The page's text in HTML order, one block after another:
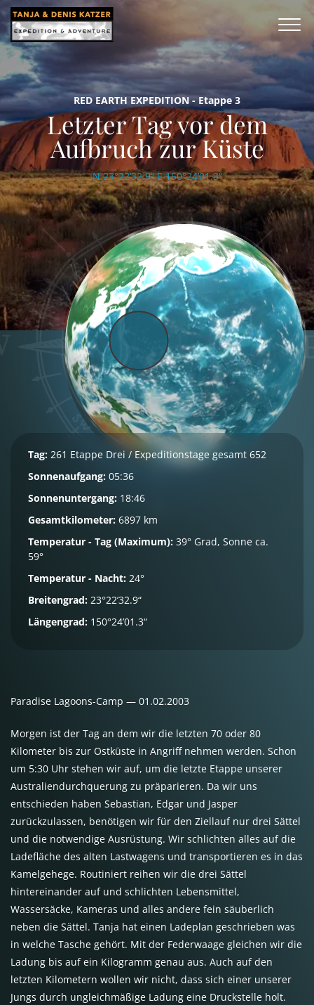
RED EARTH EXPEDITION - Etappe 3
Letzter Tag vor dem
Aufbruch zur Küste
N 23°22’32.9“ E 150°24’01.3“
Tag: 261 Etappe Drei / Expeditionstage gesamt 652
Sonnenaufgang: 05:36
Sonnenuntergang: 18:46
Gesamtkilometer: 6897 km
Temperatur - Tag (Maximum): 39° Grad, Sonne ca.
59°
Temperatur - Nacht: 24°
Breitengrad: 23°22’32.9“
Längengrad: 150°24’01.3“
Paradise Lagoons-Camp — 01.02.2003
Morgen ist der Tag an dem wir die letzten 70 oder 80
Kilometer bis zur Ostküste in Angriff nehmen werden. Schon
um 5:30 Uhr stehen wir auf, um die letzte Etappe unserer
Australiendurchquerung zu präparieren. Da wir uns
entschieden haben Sebastian, Edgar und Jasper
zurückzulassen, benötigen wir für den Ziellauf nur drei Sättel
und die notwendige Ausrüstung. Wir schlichten alles auf die
Ladefläche des alten Lastwagens und transportieren es in das
Kamelgehege. Routiniert reihen wir die drei Sättel
hintereinander auf und schlichten Lebensmittel,
Wassersäcke, Kameras und alles andere fein säuberlich
neben die Sättel. Tanja hat einen Ladeplan geschrieben was
in welche Tasche gehört. Mit der Federwaage gleichen wir die
Ladung bis auf ein Kilogramm genau aus. Auch auf den
letzten Kilometern wollen wir nicht, dass sich einer unserer
Jungs durch ungleichmäßige Ladung eine Druckstelle holt.